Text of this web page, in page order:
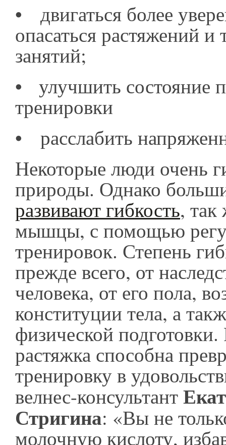
•
двигаться более
опасаться растяжений и
занятий;
•
улучшить состояние
тренировки
•
расслабить
Некоторые люди очень
природы. Однако
развивают гибкость, так
мышцы, с помощью
тренировок. Степень
прежде всего, от
человека, от его пола,
конституции тела, а
физической подготовки.
растяжка способна
тренировку в
велнес-консультант
Стригина: «Вы не
молочную кислоту,